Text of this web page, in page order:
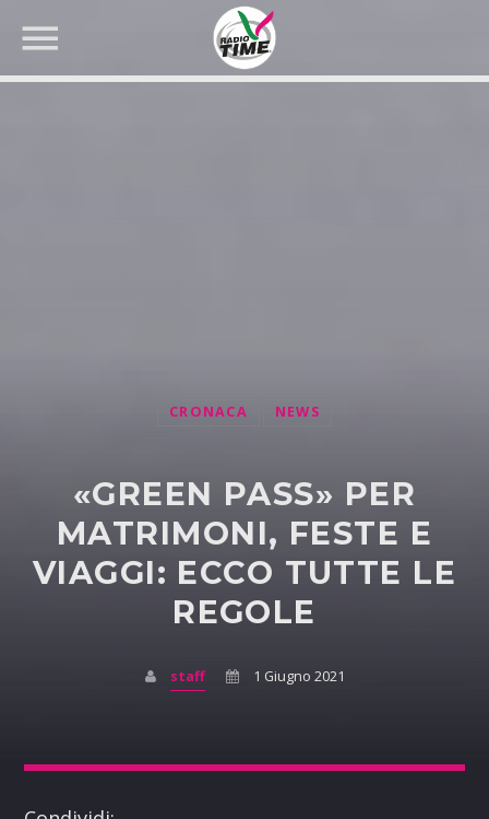
CRONACA NEWS
«GREEN PASS» PER
MATRIMONI, FESTE E
VIAGGI: ECCO TUTTE LE
REGOLE
staff 1 Giugno 2021